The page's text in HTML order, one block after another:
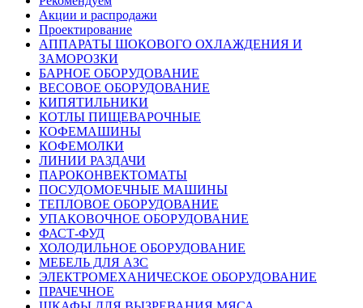
Акции и распродажи
Проектирование
АППАРАТЫ ШОКОВОГО ОХЛАЖДЕНИЯ И
ЗАМОРОЗКИ
БАРНОЕ ОБОРУДОВАНИЕ
ВЕСОВОЕ ОБОРУДОВАНИЕ
КИПЯТИЛЬНИКИ
КОТЛЫ ПИЩЕВАРОЧНЫЕ
КОФЕМАШИНЫ
КОФЕМОЛКИ
ЛИНИИ РАЗДАЧИ
ПАРОКОНВЕКТОМАТЫ
ПОСУДОМОЕЧНЫЕ МАШИНЫ
ТЕПЛОВОЕ ОБОРУДОВАНИЕ
УПАКОВОЧНОЕ ОБОРУДОВАНИЕ
ФАСТ-ФУД
ХОЛОДИЛЬНОЕ ОБОРУДОВАНИЕ
МЕБЕЛЬ ДЛЯ АЗС
ЭЛЕКТРОМЕХАНИЧЕСКОЕ ОБОРУДОВАНИЕ
ПРАЧЕЧНОЕ